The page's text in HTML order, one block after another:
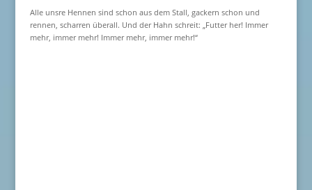
Alle unsre Hennen sind schon aus dem Stall, gackern schon und
rennen, scharren überall. Und der Hahn schreit: „Futter her! Immer
mehr, immer mehr! Immer mehr, immer mehr!“